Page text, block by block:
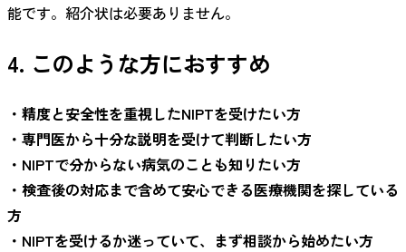
能です。紹介状は必要ありません。
4. このような方におすすめ
・精度と安全性を重視したNIPTを受けたい方
・専門医から十分な説明を受けて判断したい方
・NIPTで分からない病気のことも知りたい方
・検査後の対応まで含めて安心できる医療機関を探している
方
・NIPTを受けるか迷っていて、まず相談から始めたい方